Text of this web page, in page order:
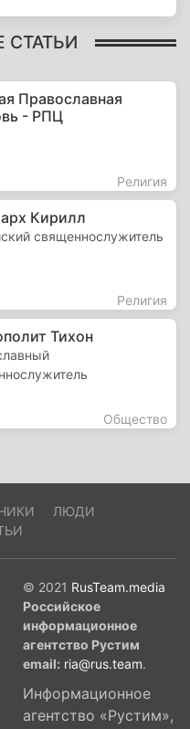
СТАТЬИ
Православная
- РПЦ
Религия
Кирилл
священнослужитель
Религия
Тихон
Общество
ЛЮДИ
© 2021 RusTeam.media
Российское
информационное
агентство Рустим
email: ria@rus.team.
Информационное
агентство «Рустим»,